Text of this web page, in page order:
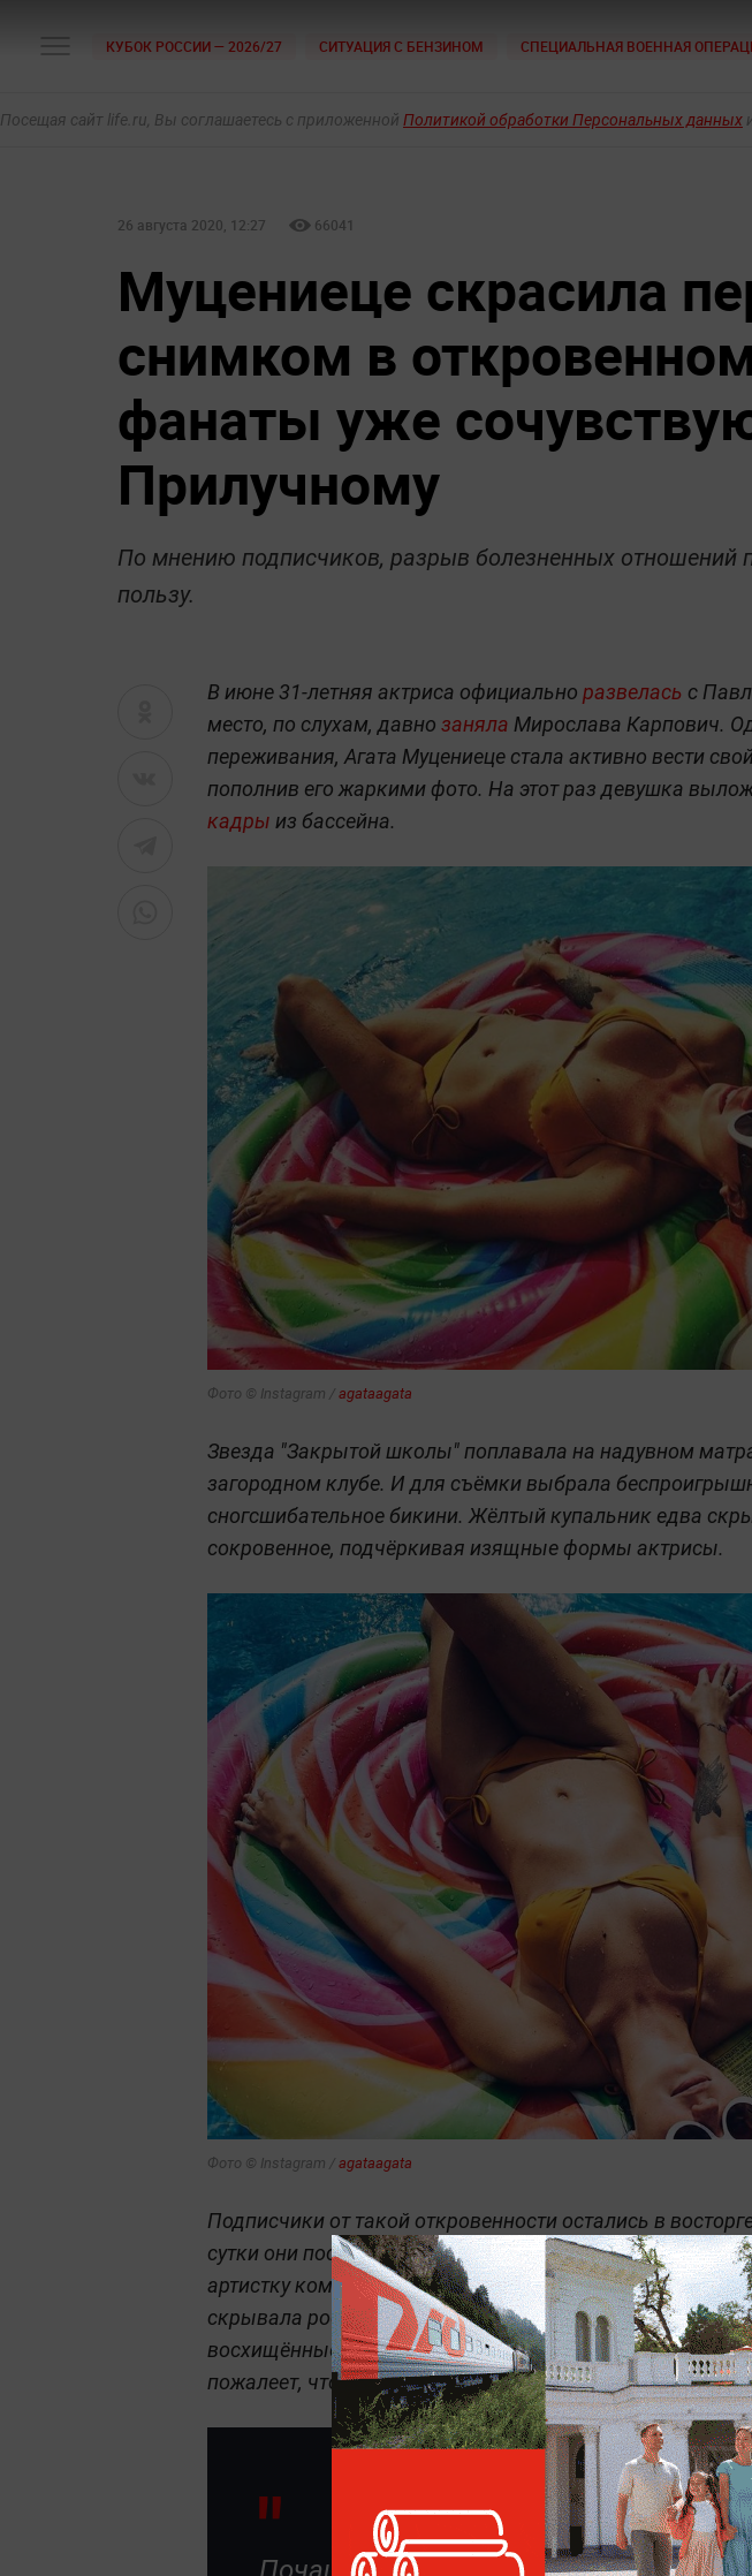
КУБОК РОССИИ — 2026/27 СИТУАЦИЯ С БЕНЗИНОМ СПЕЦИАЛЬНАЯ ВОЕННАЯ
Посещая сайт life.ru, Вы соглашаетесь с приложенной Политикой обработки Персональных данных
26 августа 2020, 12:27 66041
Муцениеце скрасила
снимком в
фанаты уже
Прилучному
По мнению подписчиков, разрыв болезненных отношений
пользу.
В июне 31-летняя актриса официально развелась с
место, по слухам, давно заняла Мирослава Карпович.
переживания, Агата Муцениеце стала активно вести
пополнив его жаркими фото. На этот раз девушка
кадры из бассейна.
Фото © Instagram / agataagata
Звезда "Закрытой школы" поплавала на надувном
загородном клубе. И для съёмки выбрала
сногсшибательное бикини. Жёлтый купальник едва
сокровенное, подчёркивая изящные формы актрисы.
Фото © Instagram / agataagata
Подписчики от такой откровенности остались в
сутки они поставили кадрам почти 100 тысяч сердечек
артистку комплиментами. По мнению поклонников,
скрывала роскошную фигуру и должна показывать её
восхищённые юзеры отметили, что, глядя на такое, экс-
пожалеет, что её упустил.